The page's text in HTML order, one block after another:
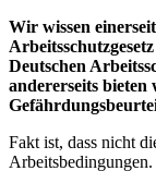
Wir wissen
Deutschen
andererseits
Fakt ist, dass nicht
Arbeitsbedingungen.